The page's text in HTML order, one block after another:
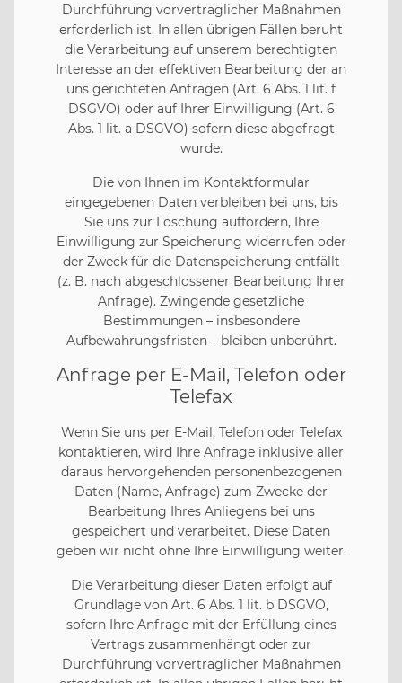
Durchführung vorvertraglicher Maßnahmen
erforderlich ist. In allen übrigen Fällen beruht
die Verarbeitung auf unserem berechtigten
Interesse an der effektiven Bearbeitung der an
uns gerichteten Anfragen (Art. 6 Abs. 1 lit. f
DSGVO) oder auf Ihrer Einwilligung (Art. 6
Abs. 1 lit. a DSGVO) sofern diese abgefragt
wurde.
Die von Ihnen im Kontaktformular
eingegebenen Daten verbleiben bei uns, bis
Sie uns zur Löschung auffordern, Ihre
Einwilligung zur Speicherung widerrufen oder
der Zweck für die Datenspeicherung entfällt
(z. B. nach abgeschlossener Bearbeitung Ihrer
Anfrage). Zwingende gesetzliche
Bestimmungen – insbesondere
Aufbewahrungsfristen – bleiben unberührt.
Anfrage per E-Mail, Telefon oder
Telefax
Wenn Sie uns per E-Mail, Telefon oder Telefax
kontaktieren, wird Ihre Anfrage inklusive aller
daraus hervorgehenden personenbezogenen
Daten (Name, Anfrage) zum Zwecke der
Bearbeitung Ihres Anliegens bei uns
gespeichert und verarbeitet. Diese Daten
geben wir nicht ohne Ihre Einwilligung weiter.
Die Verarbeitung dieser Daten erfolgt auf
Grundlage von Art. 6 Abs. 1 lit. b DSGVO,
sofern Ihre Anfrage mit der Erfüllung eines
Vertrags zusammenhängt oder zur
Durchführung vorvertraglicher Maßnahmen